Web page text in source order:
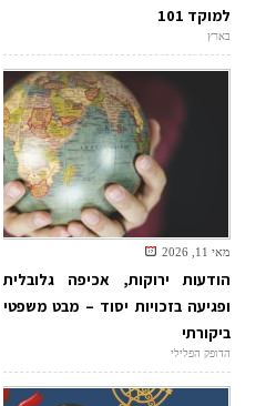
למוקד 101
בארץ
מאי 11, 2026
הודעות ירוקות, אכיפה גלובלית
ופגיעה בזכויות יסוד – מבט משפטי
ביקורתי
הדופק הפלילי